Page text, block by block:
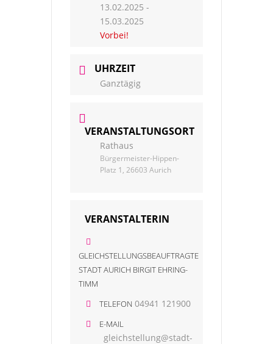
13.02.2025 -
15.03.2025
Vorbei!
UHRZEIT
Ganztägig
VERANSTALTUNGSORT
Rathaus
Bürgermeister-Hippen-
Platz 1, 26603 Aurich
VERANSTALTERIN
GLEICHSTELLUNGSBEAUFTRAGTE
STADT AURICH BIRGIT EHRING-
TIMM
TELEFON 04941 121900
E-MAIL
gleichstellung@stadt-